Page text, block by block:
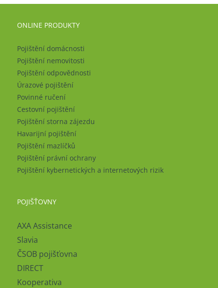
ONLINE PRODUKTY
Pojištění domácnosti
Pojištění nemovitosti
Pojištění odpovědnosti
Úrazové pojištění
Povinné ručení
Cestovní pojištění
Pojištění storna zájezdu
Havarijní pojištění
Pojištění mazlíčků
Pojištění právní ochrany
Pojištění kybernetických a internetových rizik
POJIŠŤOVNY
AXA Assistance
Slavia
ČSOB pojišťovna
DIRECT
Kooperativa